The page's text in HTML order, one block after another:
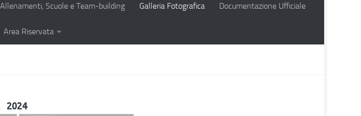
Allenamenti, Scuole e Team-building Galleria Fotografica Documentazione Ufficiale
Area Riservata
2024